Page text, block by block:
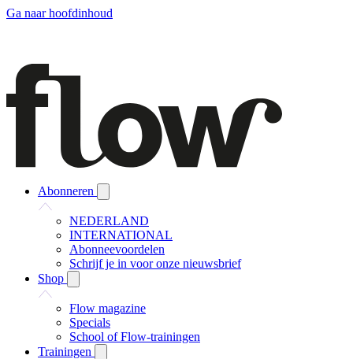
Ga naar hoofdinhoud
Abonneren
NEDERLAND
INTERNATIONAL
Abonneevoordelen
Schrijf je in voor onze nieuwsbrief
Shop
Flow magazine
Specials
School of Flow-trainingen
Trainingen